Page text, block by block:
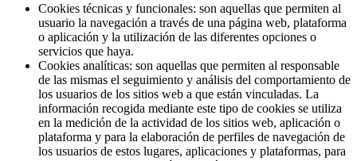
Cookies técnicas y funcionales: son aquellas que permiten al
usuario la navegación a través de una página web, plataforma
o aplicación y la utilización de las diferentes opciones o
servicios que haya.
Cookies analíticas: son aquellas que permiten al responsable
de las mismas el seguimiento y análisis del comportamiento de
los usuarios de los sitios web a que están vinculadas. La
información recogida mediante este tipo de cookies se utiliza
en la medición de la actividad de los sitios web, aplicación o
plataforma y para la elaboración de perfiles de navegación de
los usuarios de estos lugares, aplicaciones y plataformas, para